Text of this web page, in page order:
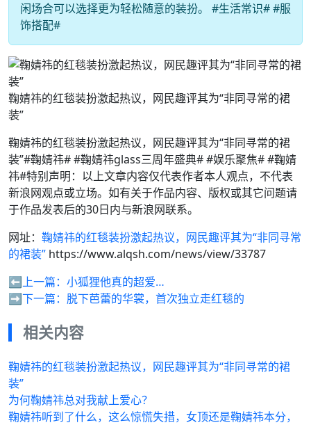
闲场合可以选择更为轻松随意的装扮。 #生活常识# #服
饰搭配#
鞠婧祎的红毯装扮激起热议，网民趣评其为“非同寻常的裙
装”
鞠婧祎的红毯装扮激起热议，网民趣评其为“非同寻常的裙
装”#鞠婧祎# #鞠婧祎glass三周年盛典# #娱乐聚焦# #鞠婧
祎#特别声明：以上文章内容仅代表作者本人观点，不代表
新浪网观点或立场。如有关于作品内容、版权或其它问题请
于作品发表后的30日内与新浪网联系。
网址： 鞠婧祎的红毯装扮激起热议，网民趣评其为“非同寻常
的裙装” https://www.alqsh.com/news/view/33787
⬅️上一篇： 小狐狸他真的超爱…
➡️下一篇： 脱下芭蕾的华裳，首次独立走红毯的
相关内容
鞠婧祎的红毯装扮激起热议，网民趣评其为“非同寻常的裙
装”
为何鞠婧祎总对我献上爱心？
鞠婧祎听到了什么，这么惊慌失措，女顶还是鞠婧祎本分，